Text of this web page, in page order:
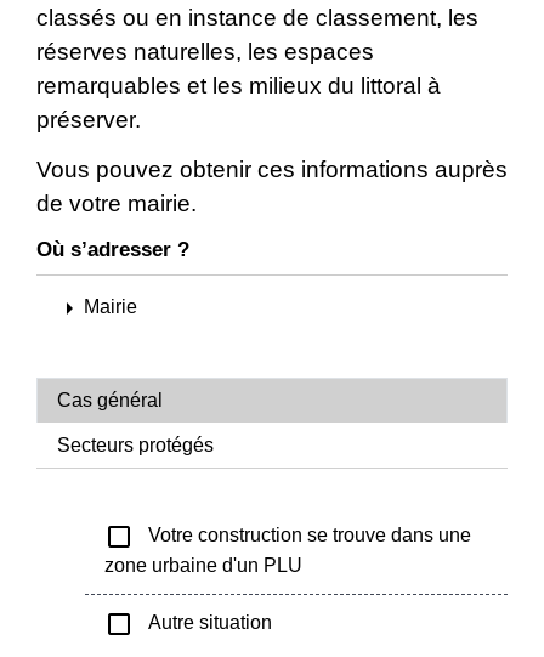
classés ou en instance de classement, les
réserves naturelles, les espaces
remarquables et les milieux du littoral à
préserver.
Vous pouvez obtenir ces informations auprès
de votre mairie.
Où s’adresser ?
arrow_right Mairie
Cas général
Secteurs protégés
check_box_outline_blank
Votre construction se trouve dans une
zone urbaine d'un PLU
check_box_outline_blank Autre situation